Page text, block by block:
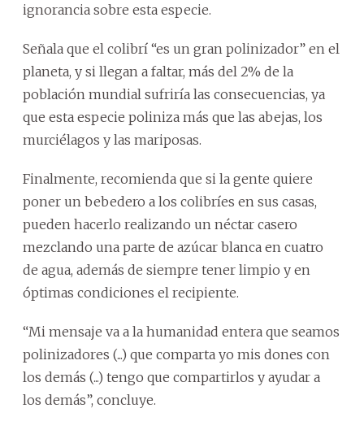
ignorancia sobre esta especie.
Señala que el colibrí “es un gran polinizador” en el
planeta, y si llegan a faltar, más del 2% de la
población mundial sufriría las consecuencias, ya
que esta especie poliniza más que las abejas, los
murciélagos y las mariposas.
Finalmente, recomienda que si la gente quiere
poner un bebedero a los colibríes en sus casas,
pueden hacerlo realizando un néctar casero
mezclando una parte de azúcar blanca en cuatro
de agua, además de siempre tener limpio y en
óptimas condiciones el recipiente.
“Mi mensaje va a la humanidad entera que seamos
polinizadores (...) que comparta yo mis dones con
los demás (...) tengo que compartirlos y ayudar a
los demás”, concluye.